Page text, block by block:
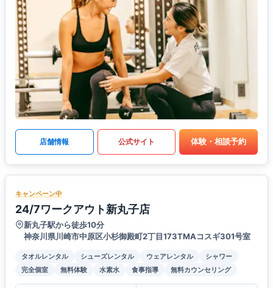
店舗情報 公式サイト 体験・相談予約
キャンペーン中
24/7ワークアウト新丸子店
新丸子駅から徒歩10分
神奈川県川崎市中原区小杉御殿町2丁目173TMAコスギ301号室
タオルレンタル シューズレンタル ウェアレンタル
シャワー
完全個室
無料体験 水素水 食事指導 無料カウンセリング